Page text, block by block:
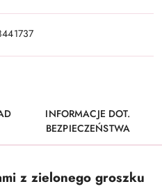
INFORMACJE DOT.
BEZPIECZEŃSTWA
z zielonego groszku